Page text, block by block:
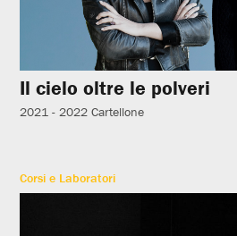
Il cielo oltre le polveri
2021 - 2022 Cartellone
Corsi e Laboratori